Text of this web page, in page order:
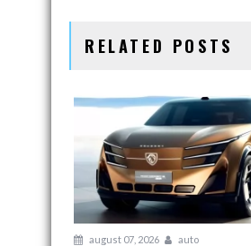
RELATED POSTS
august 07, 2026
auto